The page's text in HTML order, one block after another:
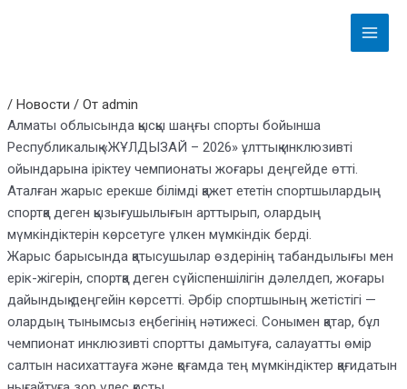
Main
Menu
/Новости / Отadmin
Алматы облысында қысқы шаңғы спорты бойынша
Республикалық «ЖҰЛДЫЗАЙ – 2026» ұлттық инклюзивті
ойындарына іріктеу чемпионаты жоғары деңгейде өтті.
Аталған жарыс ерекше білімді қажет ететін спортшылардың
спортқа деген қызығушылығын арттырып, олардың
мүмкіндіктерін көрсетуге үлкен мүмкіндік берді.
Жарыс барысында қатысушылар өздерінің табандылығы мен
ерік-жігерін, спортқа деген сүйіспеншілігін дәлелдеп, жоғары
дайындық деңгейін көрсетті. Әрбір спортшының жетістігі —
олардың тынымсыз еңбегінің нәтижесі. Сонымен қатар, бұл
чемпионат инклюзивті спортты дамытуға, салауатты өмір
салтын насихаттауға және қоғамда тең мүмкіндіктер қағидатын